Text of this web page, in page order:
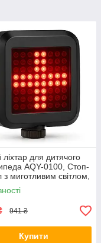
ліхтар для дитячого
AQY-0100, Стоп-
з миготливим світлом,
задній вело TI-11
941 ₴
Купити